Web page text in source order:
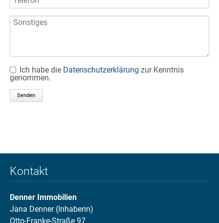
Ich habe die Datenschutzerklärung zur Kenntnis
genommen.
Senden
Kontakt
Denner Immobilien
Jana Denner (Inhaberin)
Otto-Franke-Straße 97